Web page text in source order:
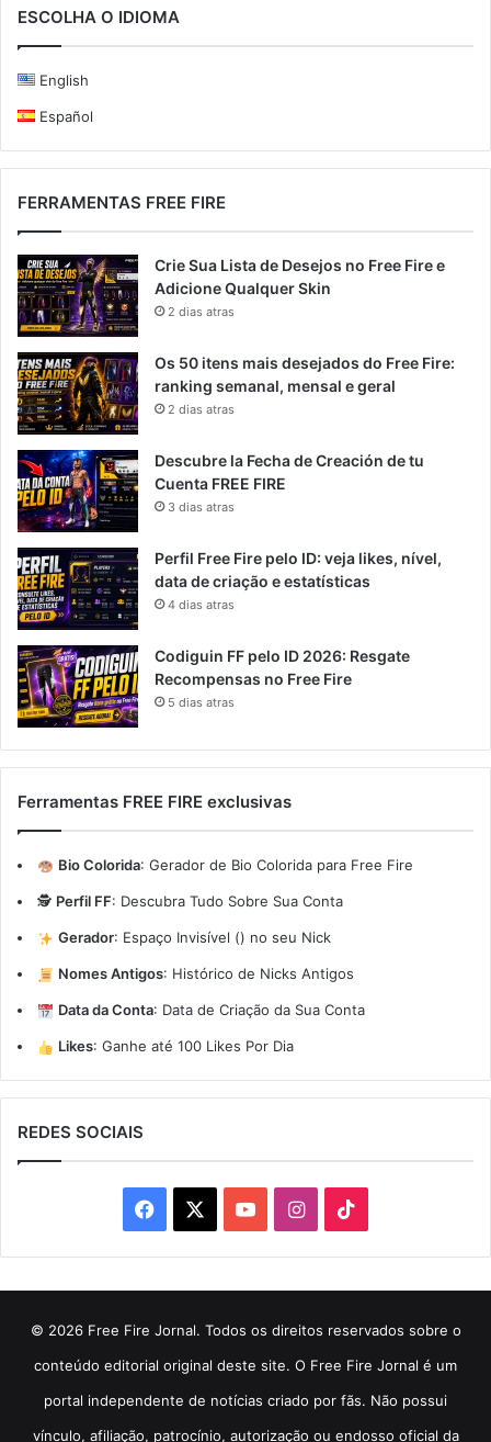
ESCOLHA O IDIOMA
English
Español
FERRAMENTAS FREE FIRE
Crie Sua Lista de Desejos no Free Fire e
Adicione Qualquer Skin
2 dias atras
Os 50 itens mais desejados do Free Fire:
ranking semanal, mensal e geral
2 dias atras
Descubre la Fecha de Creación de tu
Cuenta FREE FIRE
3 dias atras
Perfil Free Fire pelo ID: veja likes, nível,
data de criação e estatísticas
4 dias atras
Codiguin FF pelo ID 2026: Resgate
Recompensas no Free Fire
5 dias atras
Ferramentas FREE FIRE exclusivas
Bio Colorida: Gerador de Bio Colorida para Free Fire
🕵️ Perfil FF: Descubra Tudo Sobre Sua Conta
Gerador: Espaço Invisível (ㅤ) no seu Nick
Nomes Antigos: Histórico de Nicks Antigos
Data da Conta: Data de Criação da Sua Conta
Likes: Ganhe até 100 Likes Por Dia
REDES SOCIAIS
Facebook YouTubeInstagram
© 2026 Free Fire Jornal. Todos os direitos reservados sobre o
conteúdo editorial original deste site. O Free Fire Jornal é um
portal independente de notícias criado por fãs. Não possui
vínculo, afiliação, patrocínio, autorização ou endosso oficial da